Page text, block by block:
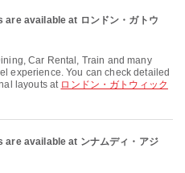
available at ロンドン・ガトウ
experience. You can check detailed
layouts at ロンドン・ガトウィック
available at ンナムディ・アジ